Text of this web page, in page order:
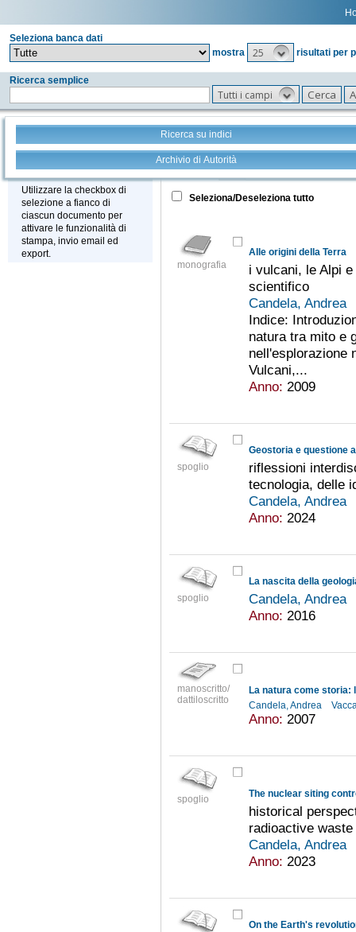
Seleziona banca dati
mostra
25 risultati per
Ricerca semplice
Tutti i campi
Ricerca su indici
Archivio di Autorità
Stampa - Email - Export
Utilizzare la checkbox di
selezione a fianco di
ciascun documento per
attivare le funzionalità di
stampa, invio email ed
export.
Tutto +
Seleziona/Deseleziona tutto
monografia
Alle origini della Terra
i vulcani, le Alpi
scientifico
Candela, Andrea
Indice:
natura tra mito e
nell'esplorazione
Vulcani,...
Anno: 2009
spoglio
Geostoria e questione
riflessioni
tecnologia, delle
Candela, Andrea
Anno: 2024
spoglio
La nascita della
Candela, Andrea
Anno: 2016
manoscritto/
dattiloscritto
Candela, Andrea
Anno: 2007
spoglio The nuclear siting
historical
radioactive waste
Candela, Andrea
Anno: 2023
On the Earth's